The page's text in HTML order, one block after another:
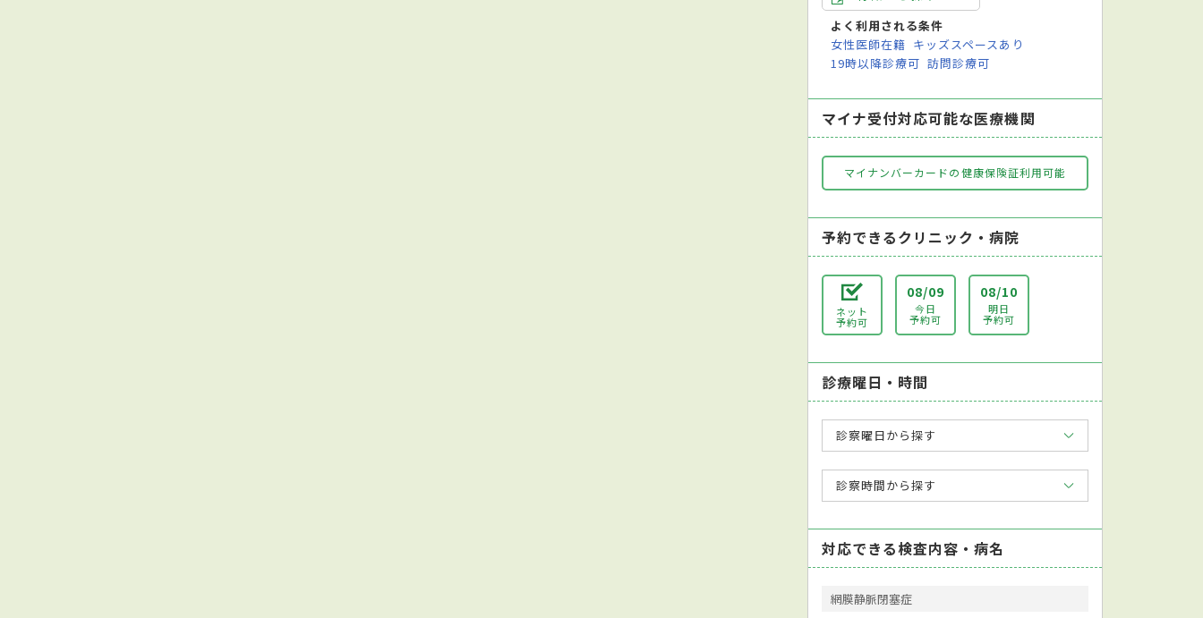
よく利用される条件
女性医師在籍 キッズスペースあり
19時以降診療可 訪問診療可
マイナ受付対応可能な医療機関
マイナンバーカードの健康保険証利用可能
予約できるクリニック・病院
ネット
予約可
08/09
今日
予約可
08/10
明日
予約可
診療曜日・時間
診察曜日から探す
診察時間から探す
対応できる検査内容・病名
網膜静脈閉塞症